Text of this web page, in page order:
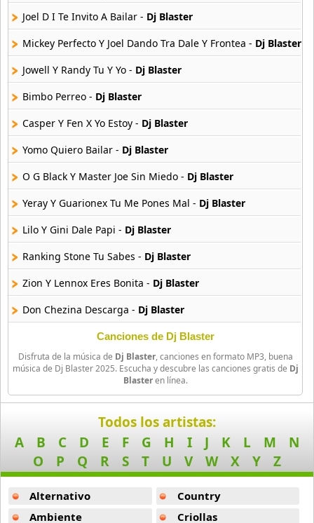
20 músicas online
Anton La Voz De Oro
10 músicas online
Anuel Aa
257 músicas online
Arcangel
416 músicas online
Arcangel Y De La Ghetto
101 músicas online
Arthur
4 músicas online
Asesino
21 músicas online
Aspirante
Audio El Sonido Musikal
3 músicas online
Babilonia
Joel D I Te Invito A Bailar - Dj Blaster
Mickey Perfecto Y Joel Dando Tra Dale Y Frontea - Dj Blaster
Jowell Y Randy Tu Y Yo - Dj Blaster
Bimbo Perreo - Dj Blaster
Casper Y Fen X Yo Estoy - Dj Blaster
Yomo Quiero Bailar - Dj Blaster
O G Black Y Master Joe Sin Miedo - Dj Blaster
Yeray Y Guarionex Tu Me Pones Mal - Dj Blaster
Lilo Y Gini Dale Papi - Dj Blaster
Ranking Stone Tu Sabes - Dj Blaster
Zion Y Lennox Eres Bonita - Dj Blaster
Don Chezina Descarga - Dj Blaster
Charlie Y Kingston Llega El Weekend -Dj Blaster
Shery Y Sheila Un Poquito Mas -Dj Blaster
Pity Y Luigi Llega El Viernes - Dj Blaster
Rey Blasto Y Zurdo Pendiente Nena -
Dj Blaster
Andy Boy Castigo -Dj Blaster
Ranking Stone Vuelvo Y Salgo -
Dj Blaster
Canciones de Dj Blaster
Disfruta de la música de Dj Blaster, canciones en formato MP3, buena
música de Dj Blaster 2025. Escucha y descubre las canciones gratis de Dj
Blasteren línea.
Todos los artistas:
A
B C D E F G H I J K L M
N
O
P Q R S T U V W X Y Z
Alternativo
Ambiente
Country
Criollas